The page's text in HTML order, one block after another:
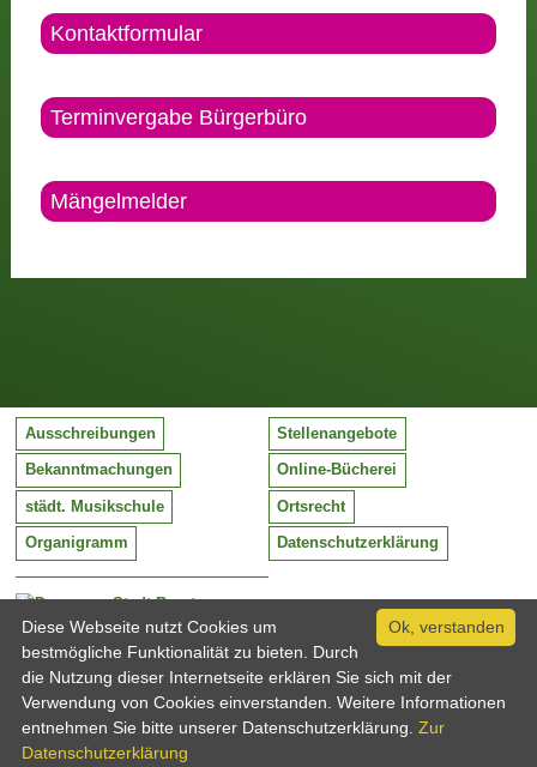
Kontaktformular
Terminvergabe Bürgerbüro
Mängelmelder
Stadt Barntrup
Mittelstraße 38
32683 Barntrup
Tel:
Email:
05263 / 409-0
info@barntrup.de
Ausschreibungen Stellenangebote
Bekanntmachungen Online-Bücherei
städt. Musikschule Ortsrecht
Organigramm Datenschutzerklärung
Ok, verstanden
Diese Webseite nutzt Cookies um
bestmögliche Funktionalität zu bieten. Durch
die Nutzung dieser Internetseite erklären Sie sich mit der
Verwendung von Cookies einverstanden. Weitere Informationen
entnehmen Sie bitte unserer Datenschutzerklärung. Zur
Datenschutzerklärung